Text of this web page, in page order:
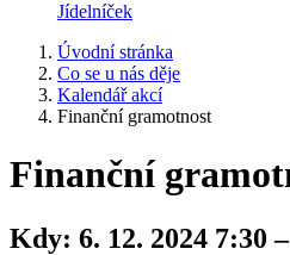
Jídelníček
Úvodní stránka
Co se u nás děje
Kalendář akcí
Finanční gramotnost
Finanční
Kdy: 6. 12. 2024 7:30